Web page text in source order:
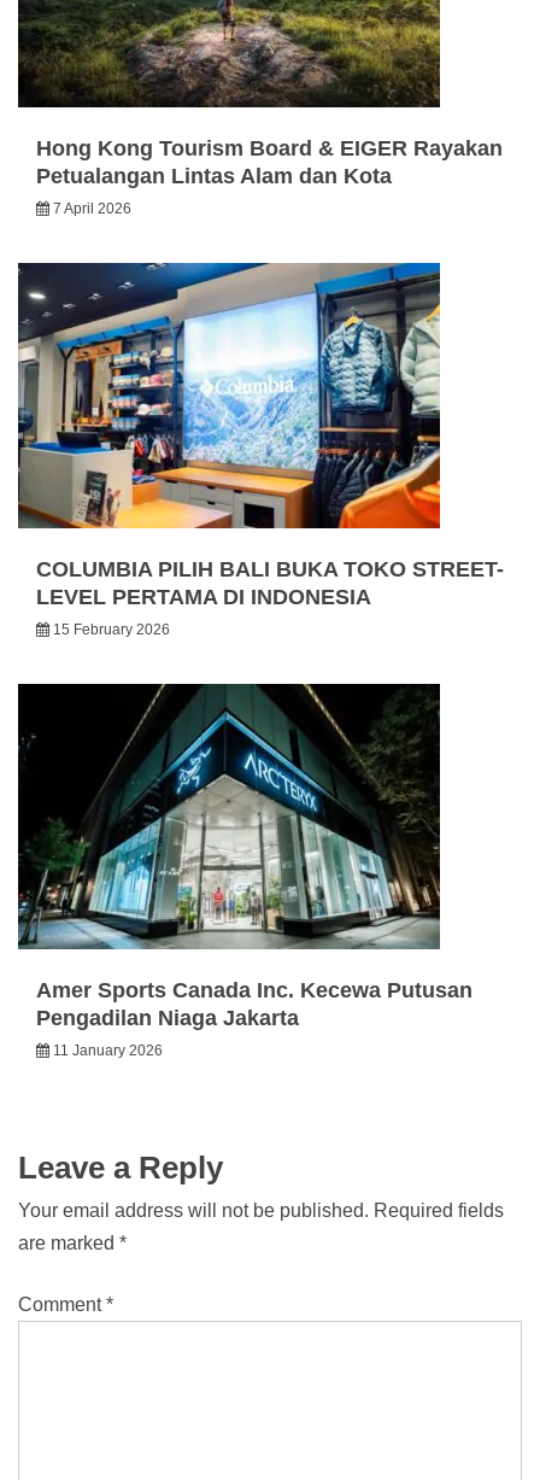
Hong Kong Tourism Board & EIGER Rayakan
Petualangan Lintas Alam dan Kota
7 April 2026
COLUMBIA PILIH BALI BUKA TOKO STREET-
LEVEL PERTAMA DI INDONESIA
15 February 2026
Amer Sports Canada Inc. Kecewa Putusan
Pengadilan Niaga Jakarta
11 January 2026
Leave a Reply
Your email address will not be published. Required fields
are marked *
Comment*